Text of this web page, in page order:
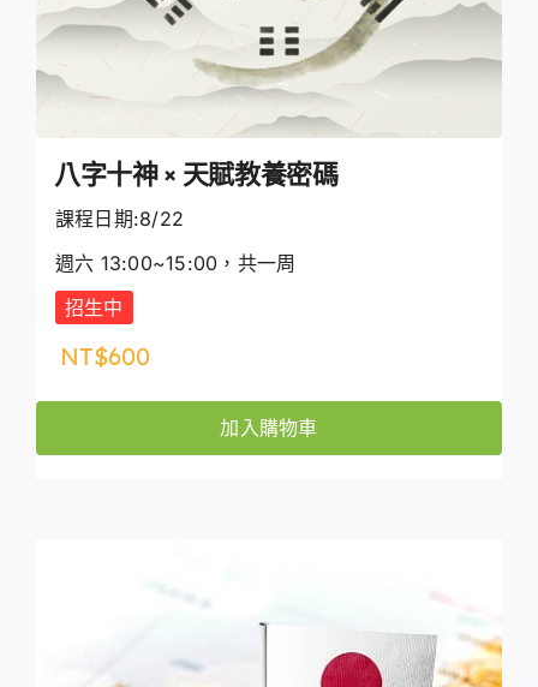
八字十神 × 天賦教養密碼
課程日期:8/22
週六 13:00~15:00，共一周
招生中
NT$600
加入購物車